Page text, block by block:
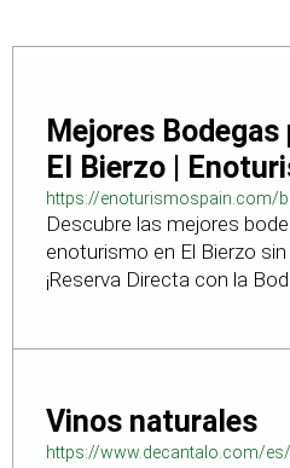
Mejores
El Bierzo |
https://enoturismospain.com/
bodegas-en-leon
Descubre las mejores
enoturismo en El Bierzo
¡Reserva Directa con la
Vinos naturales
https://www.decantalo.com/